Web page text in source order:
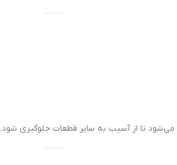
تا از آسیب به سایر قطعات جلوگیری شود.